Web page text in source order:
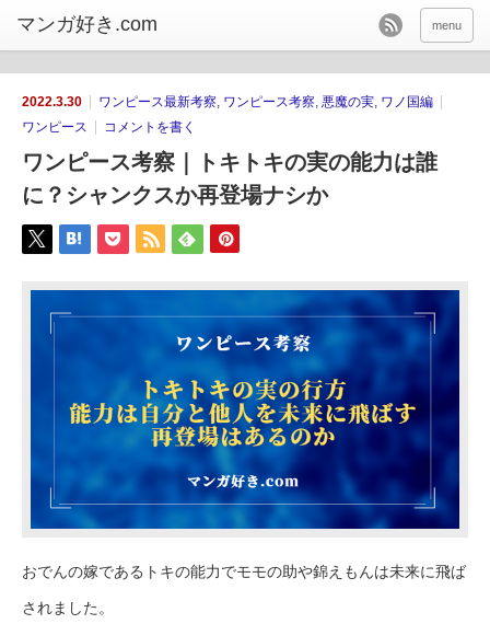
menu
2022.3.30 ワンピース最新考察, ワンピース考察, 悪魔の実, ワノ国編
ワンピース
コメントを書く
ワンピース考察｜トキトキの実の能力は誰
に？シャンクスか再登場ナシか
おでんの嫁であるトキの能力でモモの助や錦えもんは未来に飛ば
されました。